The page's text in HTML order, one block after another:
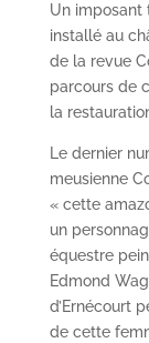
Un imposant
installé au
de la revue
parcours de
la
Le dernier
meusienne
« cette
un
équestre
Edmond
d’Ernécourt
de cette